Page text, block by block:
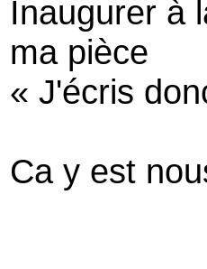
Inaugurer à
ma pièce
« J'écris
Ca y est